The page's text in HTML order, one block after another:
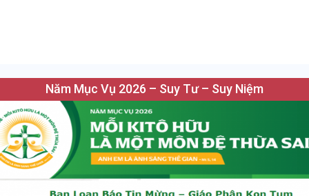
Năm Mục Vụ 2026 – Suy Tư – Suy Niệm